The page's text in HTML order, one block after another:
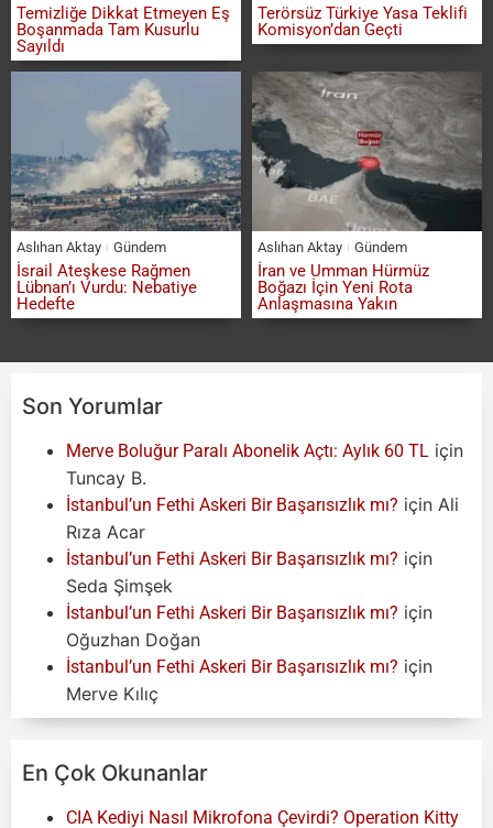
Temizliğe Dikkat Etmeyen Eş
Boşanmada Tam Kusurlu
Sayıldı
Terörsüz Türkiye Yasa Teklifi
Komisyon’dan Geçti
Aslıhan Aktay Gündem
İsrail Ateşkese Rağmen
Lübnan’ı Vurdu: Nebatiye
Hedefte
Aslıhan Aktay Gündem
İran ve Umman Hürmüz
Boğazı İçin Yeni Rota
Anlaşmasına Yakın
Son Yorumlar
Merve Boluğur Paralı Abonelik Açtı: Aylık 60 TL için
Tuncay B.
İstanbul’un Fethi Askeri Bir Başarısızlık mı? için Ali
Rıza Acar
İstanbul’un Fethi Askeri Bir Başarısızlık mı? için
Seda Şimşek
İstanbul’un Fethi Askeri Bir Başarısızlık mı? için
Oğuzhan Doğan
İstanbul’un Fethi Askeri Bir Başarısızlık mı? için
Merve Kılıç
En Çok Okunanlar
CIA Kediyi Nasıl Mikrofona Çevirdi? Operation Kitty